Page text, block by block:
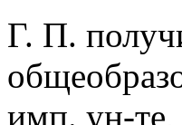
Г. П.
имп. ун-те,